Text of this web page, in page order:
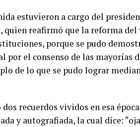
estuvieron a cargo del
reafirmó que la reforma del
porque se pudo
por el consenso de las mayorías
de lo que se pudo lograr
recuerdos vividos en esa
y autografiada, la cual dice: